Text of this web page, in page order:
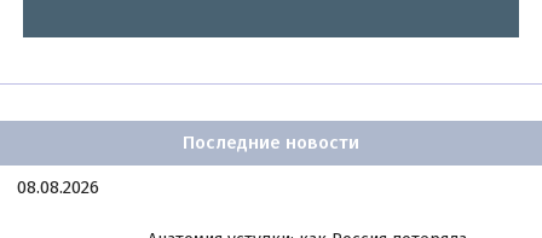
Последние новости
08.08.2026